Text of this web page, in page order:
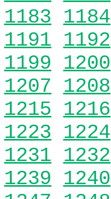
1183 1184
1191 1192
1199 1200
1207 1208
1215 1216
1223 1224
1231 1232
1239 1240